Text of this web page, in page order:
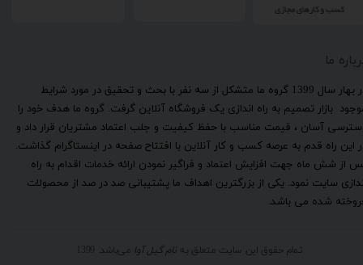
ما
​در بهار سال 1399 گروه ما متشکل از سه نفر با بحث و تحقیق در مورد شرایط
بازار تصمیم به راه اندازی یک فروشگاه آنلاین گرفت. گروه ما هدف خود را
آسان ، قیمت مناسب با حفظ کیفیت و جلب اعتماد مشتریان قرار داد و
این راه قدم به عرصه کسب و کار آنلاین با افتتاح صفحه در اینستاگرام گذاشت.
از شش ماه جهت افزایش اعتماد و فراگیر نمودن ارائه خدمات اقدام به راه
سایت نمود. یکی از بزرگترین اهداف ما پشتیبانی صد در صد از محصولات
شده می باشد.
تمام حقوق این سایت متعلق به نام گیل آوا می‌باشد. 1399